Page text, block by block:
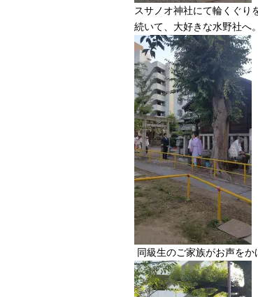
スサノオ神社にて輪くぐり
続いて、大好きな水野社へ。
同級生のご家族がお声をか